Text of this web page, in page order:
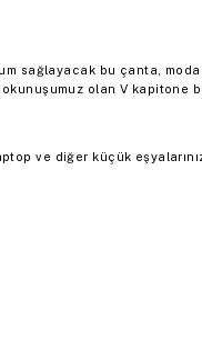
sağlayacak bu çanta,
olan V kapitone
ve diğer küçük